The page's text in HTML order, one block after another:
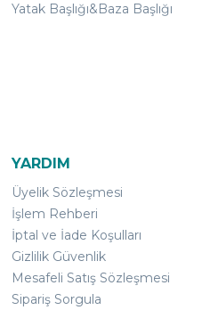
Yatak Başlığı&Baza Başlığı
YARDIM
Üyelik Sözleşmesi
İşlem Rehberi
İptal ve İade Koşulları
Gizlilik Güvenlik
Mesafeli Satış Sözleşmesi
Sipariş Sorgula